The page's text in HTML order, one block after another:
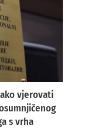
vjerovati
s vrha